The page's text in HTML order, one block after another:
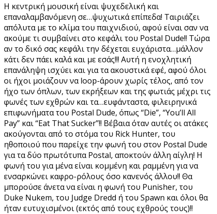
Η κεντρική μουσική είναι ψυχεδελική και
επαναλαμβανόμενη σε…ψυχωτικά επίπεδα! Ταιριάζει
απόλυτα με το κλίμα του παιχνιδιού, αφού είναι σαν να
ακούμε τι συμβαίνει στο κεφάλι του Postal Dude!! Τώρα
αν το δικό σας κεφάλι την δέχεται ευχάριστα…μάλλον
κάτι δεν πάει καλά και με εσάς!!! Αυτή η ενοχλητική
επανάληψη ισχύει και για τα ακουστικά εφέ, αφού όλοι
οι ήχοι μοιάζουν να loop-άρουν χωρίς τέλος, από τον
ήχο των όπλων, των εκρήξεων και της φωτιάς μέχρι τις
φωνές των εχθρών και τα…ευφάνταστα, φιλειρηνικά
επιφωνήματα του Postal Dude, όπως “Die”, “You’ll All
Pay” και “Eat That Sucker”!! Βέβαια όταν αυτές οι ατάκες
ακούγονται από το στόμα του Rick Hunter, του
ηθοποιού που παρείχε την φωνή του στον Postal Dude
για τα δύο πρωτότυπα Postal, αποκτούν άλλη αίγλη! Η
φωνή του για μένα είναι κομμένη και ραμμένη για να
ενσαρκώνει καφρο-ρόλους όσο κανενός άλλου!! Θα
μπορούσε άνετα να είναι η φωνή του Punisher, του
Duke Nukem, του Judge Dredd ή του Spawn και όλοι θα
ήταν ευτυχισμένοι (εκτός από τους εχθρούς τους)!!